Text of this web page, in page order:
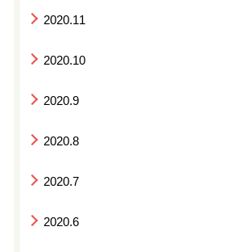
2020.11
2020.10
2020.9
2020.8
2020.7
2020.6